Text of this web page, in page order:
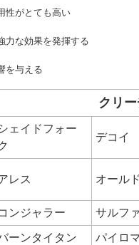
性がとても高い
な効果を発揮する
を与える
クリ
ェイドフォー
デコイ
レス オール
ンジャラー サルフ
ーンタイタン パイロ